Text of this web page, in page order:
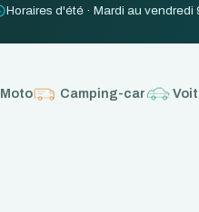
Horaires d'été · Mardi au vendredi
Moto Camping-car